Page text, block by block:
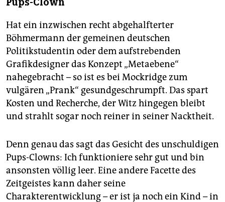
Hat ein inzwischen recht abgehalfterter
Böhmermann der gemeinen deutschen
Politikstudentin oder dem aufstrebenden
Grafikdesigner das Konzept „Metaebene“
nahegebracht – so ist es bei Mockridge zum
vulgären „Prank“ gesundgeschrumpft. Das spart
Kosten und Recherche, der Witz hingegen bleibt
und strahlt sogar noch reiner in seiner Nacktheit.
Denn genau das sagt das Gesicht des unschuldigen
Pups-Clowns: Ich funktioniere sehr gut und bin
ansonsten völlig leer. Eine andere Facette des
Zeitgeistes kann daher seine
Charakterentwicklung – er ist ja noch ein Kind – in